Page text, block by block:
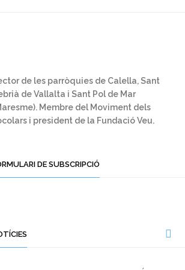
de les parròquies de Calella, Sant
de Vallalta i Sant Pol de Mar
Membre del Moviment dels
i president de la Fundació Veu.
DE SUBSCRIPCIÓ